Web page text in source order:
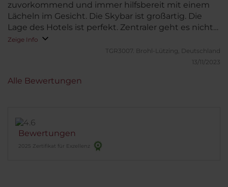
zuvorkommend und immer hilfsbereit mit einem
Lächeln im Gesicht. Die Skybar ist großartig. Die
Lage des Hotels ist perfekt. Zentraler geht es nicht
mehr. Das Frühstücksangebot ist perfekt und sehr
reichhaltig. Klare Empfehlung
Zeige Info
TGR3007. Brohl-Lützing, Deutschland
13/11/2023
Bewertungen
2025 Zertifikat für Exzellenz
Alle Bewertungen